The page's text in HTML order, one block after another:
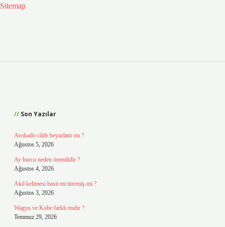
Sitemap
Son Yazılar
Avokado cilde beyazlatır mı ?
Ağustos 5, 2026
Ay burcu neden önemlidir ?
Ağustos 4, 2026
Akıl kelimesi basit mi türemiş mi ?
Ağustos 3, 2026
Wagyu ve Kobe farklı mıdır ?
Temmuz 29, 2026